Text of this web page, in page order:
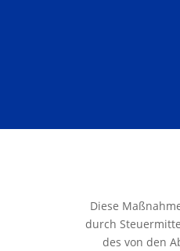
Diese
durch
des von den